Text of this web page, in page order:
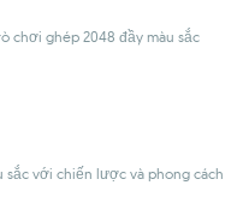
chơi ghép 2048 đầy màu sắc
sắc với chiến lược và phong cách